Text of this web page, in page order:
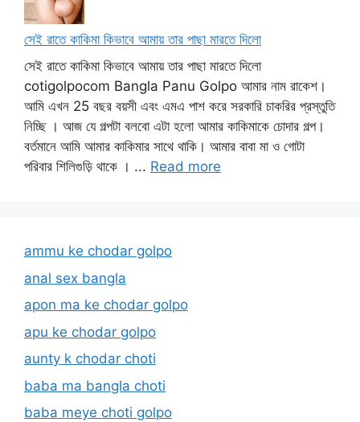
সেই রাতে কাকিমা কিভাবে আমায় তার পাছা মারতে দিলো
সেই রাতে কাকিমা কিভাবে আমায় তার পাছা মারতে দিলো
cotigolpocom Bangla Panu Golpo আমার নাম রাকেশ।
আমি এখন 25 বছর বয়সী এবং এমএ পাশ করে সরকারি চাকরির প্রস্তুতি
নিচ্ছি । আজ যে গল্পটা বলবো এটা হলো আমার কাকিমাকে চোদার গল্প।
বর্তমানে আমি আমার কাকিমার সাথে থাকি। আমার বাবা মা ও গোটা
পরিবার শিলিগুড়ি থাকে । ... Read more
ammu ke chodar golpo
anal sex bangla
apon ma ke chodar golpo
apu ke chodar golpo
aunty k chodar choti
baba ma bangla choti
baba meye choti golpo